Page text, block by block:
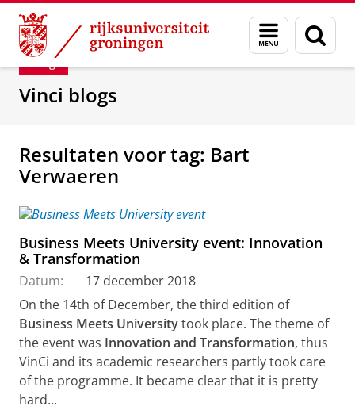
Skip
Content
Skip
Navigation
Menu
en
zoeken
Department of Innovation Management &
Blog
Vinci blogs
Resultaten voor tag: Bart
Verwaeren
Business Meets University event: Innovation
& Transformation
Datum:
17 december 2018
On the 14th of December, the third edition of
Business Meets Universitytook place. The theme of
the event was Innovation and Transformation, thus
VinCi and its academic researchers partly took care
of the programme. It became clear that it is pretty
hard...